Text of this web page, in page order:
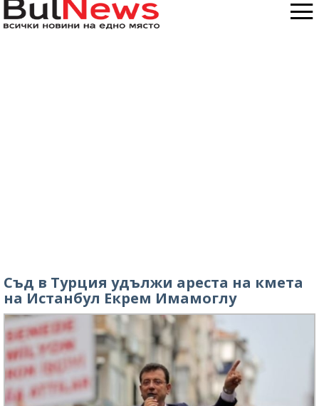
Съд в Турция удължи ареста на кмета
на Истанбул Екрем Имамоглу